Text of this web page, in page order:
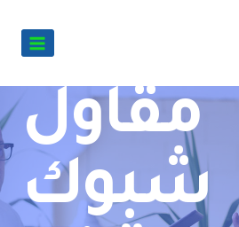
مقاول
شبوك